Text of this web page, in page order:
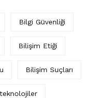
Bilgi Güvenliği
Bilişim Etiği
Bilişim Suçları